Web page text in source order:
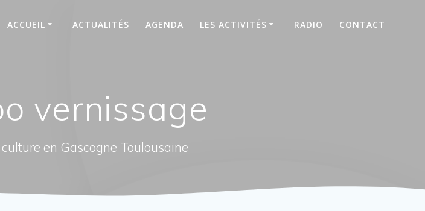
ACCUEIL ACTUALITÉS AGENDA LES ACTIVITÉS RADIO CONTACT
vernissage
en Gascogne Toulousaine